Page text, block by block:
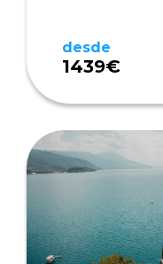
desde
1439€